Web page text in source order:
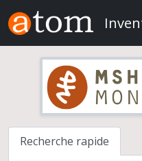
Skip to main content
Recherche rapide